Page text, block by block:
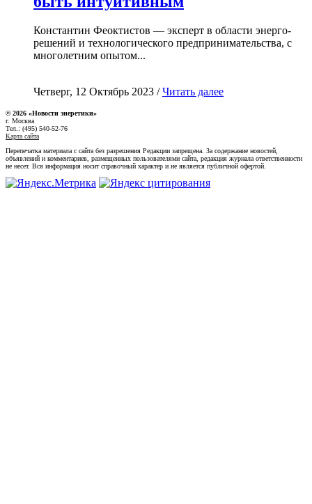
Константин Феоктистов — эксперт в области энерго-
решений и технологического предпринимательства, с
многолетним опытом...
Четверг, 12 Октябрь 2023 /Читать далее
© 2026 «Новости энеретики»
г. Москва
Тел.: (495) 540-52-76
Карта сайта
Перепечатка материала с сайта без разрешения Редакции запрещена. За содержание новостей,
объявлений и комментариев, размещенных пользователями сайта, редакция журнала ответственности
не несет. Вся информация носит справочный характер и не является публичной офертой.